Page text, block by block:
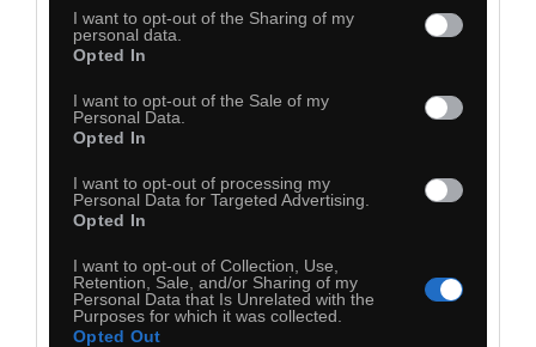
I want to opt-out of the Sharing of my
personal data.
Opted In
I want to opt-out of the Sale of my
Personal Data.
Opted In
I want to opt-out of processing my
Personal Data for Targeted Advertising.
Opted In
I want to opt-out of Collection, Use,
Retention, Sale, and/or Sharing of my
Personal Data that Is Unrelated with the
Purposes for which it was collected.
Opted Out